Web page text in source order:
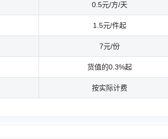
0.5元/方/天
1.5元/件起
7元/份
货值的0.3%起
按实际计费